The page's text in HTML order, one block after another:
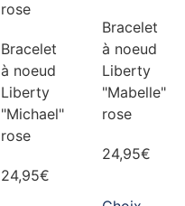
Bracelet
à noeud
Liberty
"Michael"
rose
24,95€
Bracelet
à noeud
Liberty
"Mabelle"
rose
24,95€